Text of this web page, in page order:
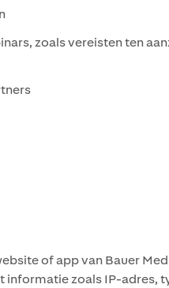
zoals vereisten ten
of app van Bauer
informatie zoals IP-adres,